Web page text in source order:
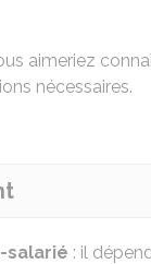
aimeriez
nécessaires.
salarié : il